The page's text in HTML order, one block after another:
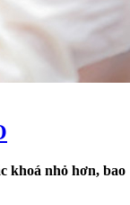
khoá nhỏ hơn, bao